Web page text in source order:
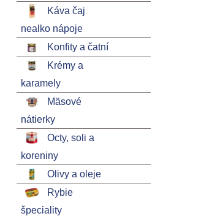
Káva čaj
nealko nápoje
Konfity a čatní
Krémy a
karamely
Mäsové
nátierky
Octy, soli a
koreniny
Olivy a oleje
Rybie
špeciality